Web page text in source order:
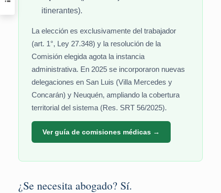
itinerantes).
La elección es exclusivamente del trabajador
(art. 1°, Ley 27.348) y la resolución de la
Comisión elegida agota la instancia
administrativa. En 2025 se incorporaron nuevas
delegaciones en San Luis (Villa Mercedes y
Concarán) y Neuquén, ampliando la cobertura
territorial del sistema (Res. SRT 56/2025).
Ver guía de comisiones médicas →
¿Se necesita abogado? Sí.